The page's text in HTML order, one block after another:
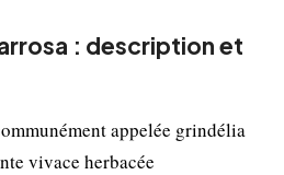
: description et
appelée grindélia
vivace herbacée